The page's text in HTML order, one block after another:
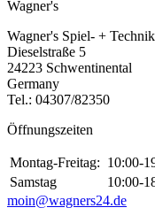
Wagner's
Wagner's Spiel- +
Dieselstraße 5
24223 Schwentinental
Germany
Tel.: 04307/82350
Öffnungszeiten
Montag-Freitag: 10:00-
Samstag
10:00-
moin@wagners24.de